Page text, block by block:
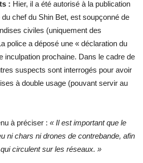
: Hier, il a été autorisé à la publication
chef du Shin Bet, est soupçonné de
civiles (uniquement des
police a déposé une « déclaration du
inculpation prochaine. Dans le cadre de
suspects sont interrogés pour avoir
à double usage (pouvant servir au
à préciser : « Il est important que le
ni chars ni drones de contrebande, afin
circulent sur les réseaux. »